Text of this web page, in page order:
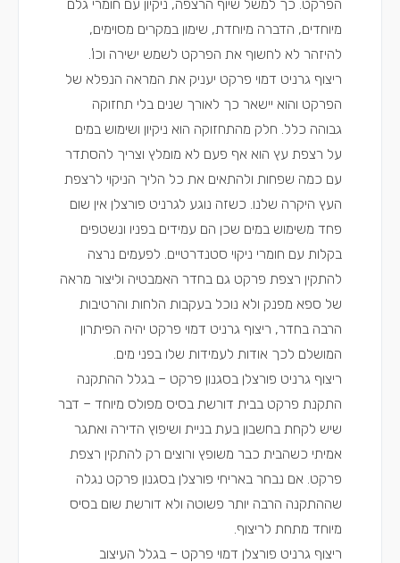
הפרקט. כך למשל שיוף הרצפה, ניקיון עם חומרי גלם
מיוחדים, הדברה מיוחדת, שימון במקרים מסוימים,
להיזהר לא לחשוף את הפרקט לשמש ישירה וכו'.
ריצוף גרניט דמוי פרקט יעניק את המראה הנפלא של
הפרקט והוא יישאר כך לאורך שנים בלי תחזוקה
גבוהה כלל. חלק מהתחזוקה הוא ניקיון ושימוש במים
על רצפת עץ הוא אף פעם לא מומלץ וצריך להסתדר
עם כמה שפחות ולהתאים את כל הליך הניקוי לרצפת
העץ היקרה שלנו. כשזה נוגע לגרניט פורצלן אין שום
פחד משימוש במים שכן הם עמידים בפניו ונשטפים
בקלות עם חומרי ניקוי סטנדרטיים. לפעמים נרצה
להתקין רצפת פרקט גם בחדר האמבטיה וליצור מראה
של ספא מפנק ולא נוכל בעקבות הלחות והרטיבות
הרבה בחדר, ריצוף גרניט דמוי פרקט יהיה הפיתרון
המושלם לכך אודות לעמידות שלו בפני מים.
ריצוף גרניט פורצלן בסגנון פרקט – בגלל ההתקנה
התקנת פרקט בבית דורשת בסיס מפולס מיוחד – דבר
שיש לקחת בחשבון בעת בניית ושיפוץ הדירה ואתגר
אמיתי כשהבית כבר משופץ ורוצים רק להתקין רצפת
פרקט. אם נבחר באריחי פורצלן בסגנון פרקט נגלה
שההתקנה הרבה יותר פשוטה ולא דורשת שום בסיס
מיוחד מתחת לריצוף.
ריצוף גרניט פורצלן דמוי פרקט – בגלל העיצוב